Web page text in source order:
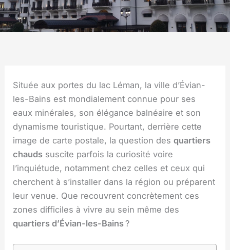
Située aux portes du lac Léman, la ville d’Évian-
les-Bains est mondialement connue pour ses
eaux minérales, son élégance balnéaire et son
dynamisme touristique. Pourtant, derrière cette
image de carte postale, la question desquartiers
chauds suscite parfois la curiosité voire
l’inquiétude, notamment chez celles et ceux qui
cherchent à s’installer dans la région ou préparent
leur venue. Que recouvrent concrètement ces
zones difficiles à vivre au sein même des
quartiers d’Évian-les-Bains?